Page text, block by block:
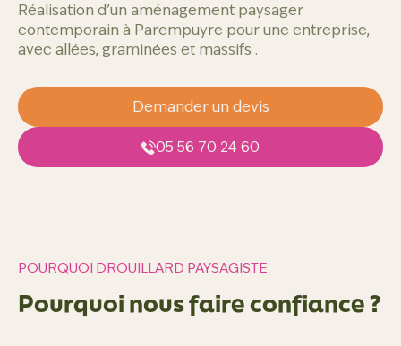
Réalisation d’un aménagement paysager
contemporain à Parempuyre pour une entreprise,
avec allées, graminées et massifs .
Demander un devis
05 56 70 24 60
POURQUOI DROUILLARD PAYSAGISTE
Pourquoi nous faire confiance ?